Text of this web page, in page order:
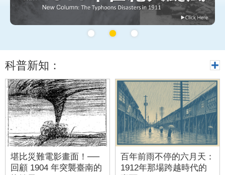
科普新知：
堪比災難電影畫面！──
回顧 1904 年突襲臺南的
百年前雨不停的六月天：
1912年那場跨越時代的